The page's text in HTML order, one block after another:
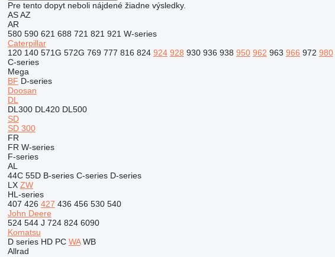
Pre tento dopyt neboli nájdené žiadne výsledky.
AS AZ
AR
580 590 621 688 721 821 921 W-series
Caterpillar
120 140 571G 572G 769 777 816 824 924 928 930 936 938 950 962 963 966 972 980
C-series
Mega
BF D-series
Doosan
DL
DL300 DL420 DL500
SD
SD 300
FR
FR W-series
F-series
AL
44C 55D B-series C-series D-series
LX ZW
HL-series
407 426 427 436 456 530 540
John Deere
524 544 J 724 824 6090
Komatsu
D series HD PC WA WB
Allrad